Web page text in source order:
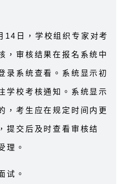
日，学校组织专家对考
，审核结果在报名系统中
录系统查看。系统显示初
学校考核通知。系统显示
，考生应在规定时间内更
提交后及时查看审核结
理。
试。